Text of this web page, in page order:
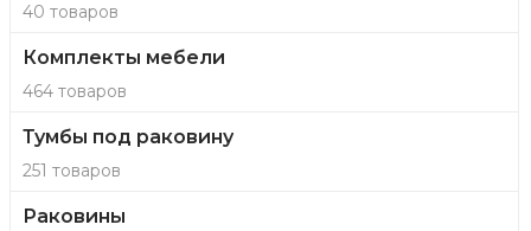
40 товаров
Комплекты мебели
464 товаров
Тумбы под раковину
251 товаров
Раковины